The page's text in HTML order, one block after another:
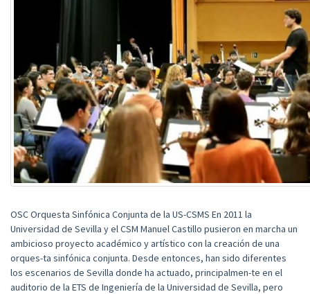
OSC Orquesta Sinfónica Conjunta de la US-CSMS En 2011 la
Universidad de Sevilla y el CSM Manuel Castillo pusieron en marcha un
ambicioso proyecto académico y artístico con la creación de una
orques-ta sinfónica conjunta. Desde entonces, han sido diferentes
los escenarios de Sevilla donde ha actuado, principalmen-te en el
auditorio de la ETS de Ingeniería de la Universidad de Sevilla, pero